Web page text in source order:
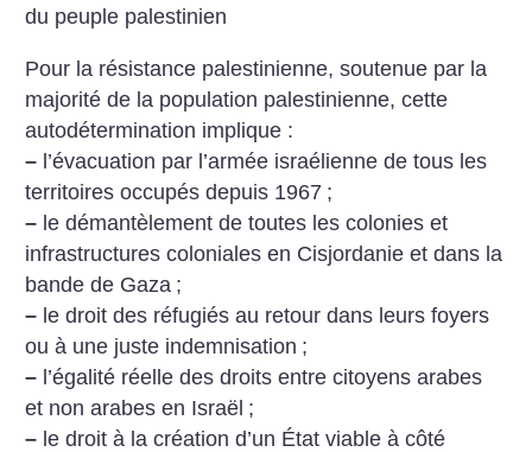
du peuple palestinien
Pour la résistance palestinienne, soutenue par la
majorité de la population palestinienne, cette
autodétermination implique :
– l’évacuation par l’armée israélienne de tous les
territoires occupés depuis 1967 ;
– le démantèlement de toutes les colonies et
infrastructures coloniales en Cisjordanie et dans la
bande de Gaza ;
– le droit des réfugiés au retour dans leurs foyers
ou à une juste indemnisation ;
– l’égalité réelle des droits entre citoyens arabes
et non arabes en Israël ;
– le droit à la création d’un État viable à côté